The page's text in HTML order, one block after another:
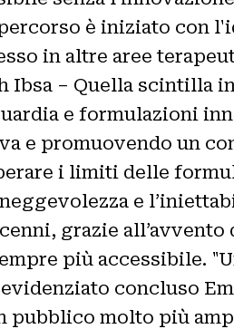
è iniziato con
in altre aree
Ibsa – Quella scintilla
e formulazioni
e promuovendo un
i limiti delle
e
grazie
più accessibile.
concluso
pubblico molto più